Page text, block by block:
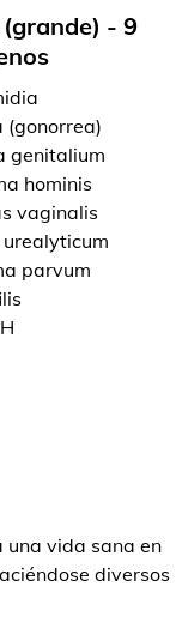
- 9
(gonorrea)
genitalium
hominis
vaginalis
parvum
vida sana en
diversos